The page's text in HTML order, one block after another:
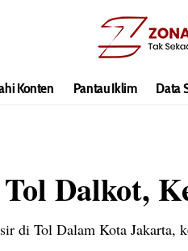
Konten Pantau Iklim Data
Dalkot,
di Tol Dalam Kota Jakarta,